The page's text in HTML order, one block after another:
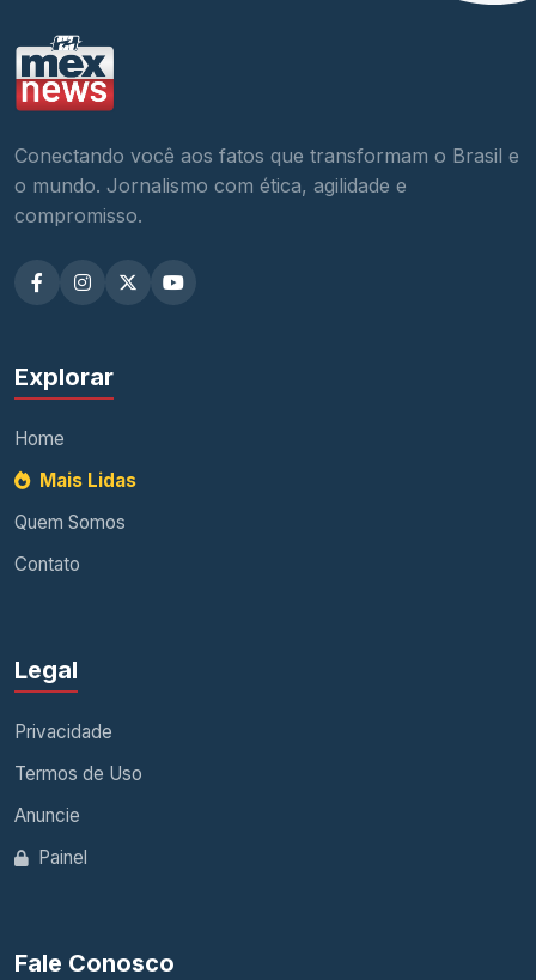
Conectando você aos fatos que transformam o Brasil e
o mundo. Jornalismo com ética, agilidade e
compromisso.
Explorar
Home
Mais Lidas
Quem Somos
Contato
Legal
Privacidade
Termos de Uso
Anuncie
Painel
Fale Conosco